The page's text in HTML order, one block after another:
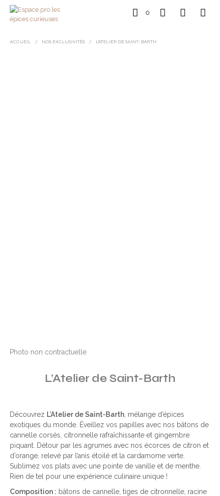
0
ACCUEIL / NOS EXCLUSIVITÉS / L’ATELIER DE SAINT-BARTH
Photo non contractuelle
L’Atelier de Saint-Barth
Découvrez L’Atelier de Saint-Barth , mélange d’épices
exotiques du monde. Éveillez vos papilles avec nos bâtons de
cannelle corsés, citronnelle rafraîchissante et gingembre
piquant. Détour par les agrumes avec nos écorces de citron et
d’orange, relevé par l’anis étoilé et la cardamome verte.
Sublimez vos plats avec une pointe de vanille et de menthe.
Rien de tel pour une expérience culinaire unique !
Composition : bâtons de cannelle, tiges de citronnelle, racine